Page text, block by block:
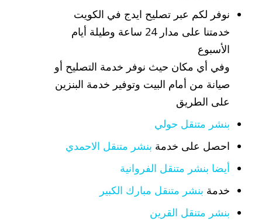
نوفر لكم عبر تصليح ايدج في الكويت
خدمتنا على مدار 24 ساعة وطيلة أيام
الأسبوع
وفي أي مكان حيث نوفر خدمة التصليح أو
صيانة من أمام البيت وتوفير خدمة البنزين
على الطريق
بنشر متنقل حولي
احصل على خدمة بنشر متنقل الاحمدي
أيضا بنشر متنقل الفروانية
خدمة بنشر متنقل مبارك الكبير
بنشر متنقل القرين